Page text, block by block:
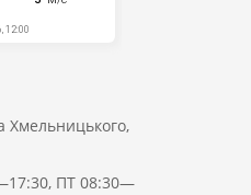
Хмельницького,
ПТ 08:30—